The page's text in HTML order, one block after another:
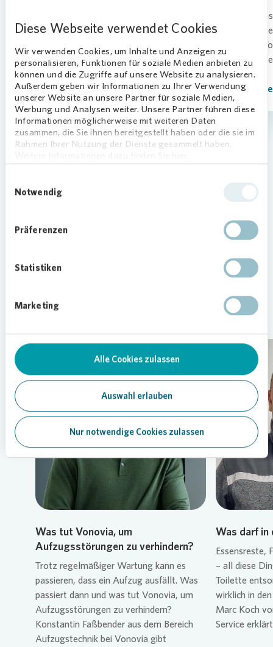
Diese Webseite verwendet Cookies
Wir verwenden Cookies, um Inhalte und Anzeigen zu
personalisieren, Funktionen für soziale Medien anbieten zu
können und die Zugriffe auf unsere Website zu analysieren.
Außerdem geben wir Informationen zu Ihrer Verwendung
unserer Website an unsere Partner für soziale Medien,
Werbung und Analysen weiter. Unsere Partner führen diese
Informationen möglicherweise mit weiteren Daten
zusammen, die Sie ihnen bereitgestellt haben oder die sie im
Rahmen Ihrer Nutzung der Dienste gesammelt haben.
Notwendig
Präferenzen
Statistiken
Marketing
Alle Cookies zulassen
Auswahl erlauben
Nur notwendige Cookies zulassen
Wohnklima, sondern sparen auch
Heizkosten.
Mehr erfahren
Mit
oder
Mehr
Expertinnen und Experten von
Themen wie Mietverhältnis, Nachhaltigkeit,
Loading...
Was tut Vonovia, um
Aufzugsstörungen zu verhindern?
Trotz regelmäßiger Wartung kann es
passieren, dass ein Aufzug ausfällt. Was
passiert dann und was tut Vonovia, um
Aufzugsstörungen zu verhindern?
Konstantin Faßbender aus dem Bereich
Aufzugstechnik bei Vonovia gibt
Was darf in
Essensreste,
– all diese
Toilette
wirklich in
Marc Koch
Service